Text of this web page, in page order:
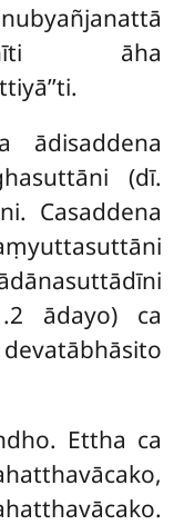
āha
ādisaddena
(dī.
Casaddena
ādayo) ca
Ettha ca